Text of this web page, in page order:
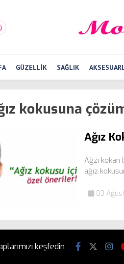
GÜZELLIK SAĞLIK
kokusuna
Ağız
Ağzı kokan
ağız
03
keşfedin